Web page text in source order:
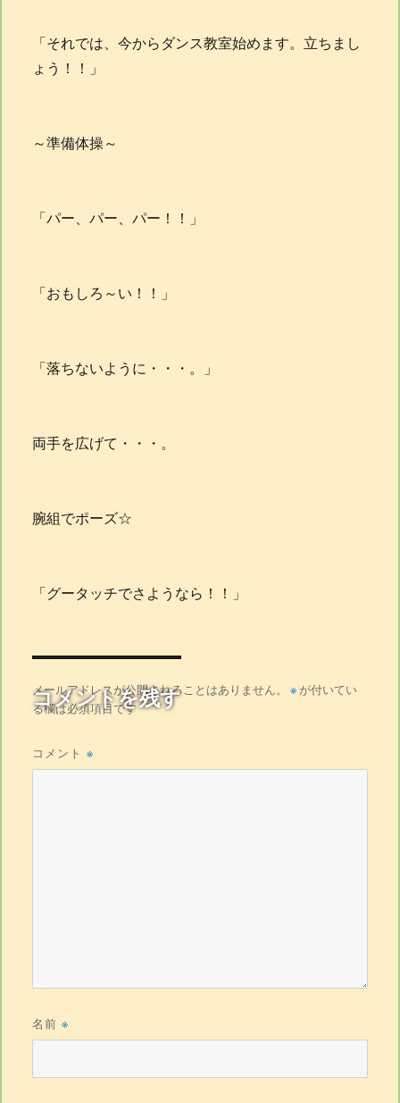
「それでは、今からダンス教室始めます。立ちまし
ょう！！」
～準備体操～
「パー、パー、パー！！」
「おもしろ～い！！」
「落ちないように・・・。」
両手を広げて・・・。
腕組でポーズ☆
「グータッチでさようなら！！」
コメントを残す
メールアドレスが公開されることはありません。 ※ が付いてい
る欄は必須項目です
コメント※
名前※